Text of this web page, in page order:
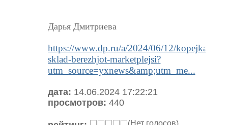
Дарья Дмитриева
https://www.dp.ru/a/2024/06/12/kopejka-
sklad-berezhjot-marketplejsi?
utm_source=yxnews&amp;utm_me...
дата: 14.06.2024 17:22:21
просмотров: 440
(Нет голосов)